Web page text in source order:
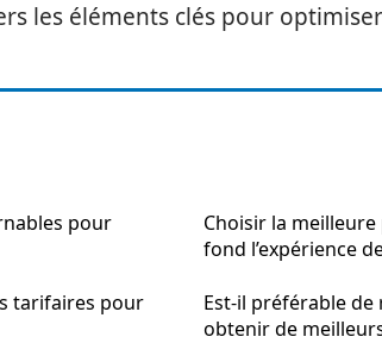
les éléments clés pour
pour
tarifaires pour
Choisir la
fond l’expérience
Est-il préférable de
obtenir de